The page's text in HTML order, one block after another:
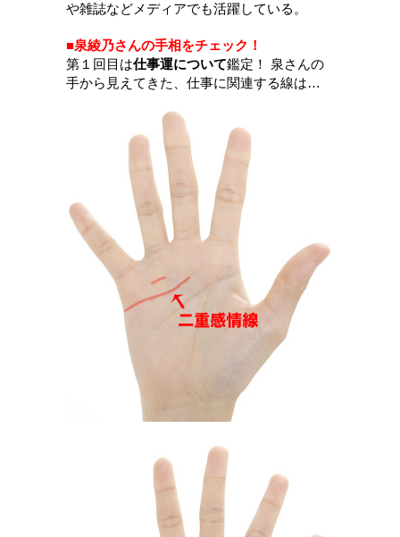
や雑誌などメディアでも活躍している。
■泉綾乃さんの手相をチェック！
第１回目は仕事運について鑑定！ 泉さんの
手から見えてきた、仕事に関連する線は…